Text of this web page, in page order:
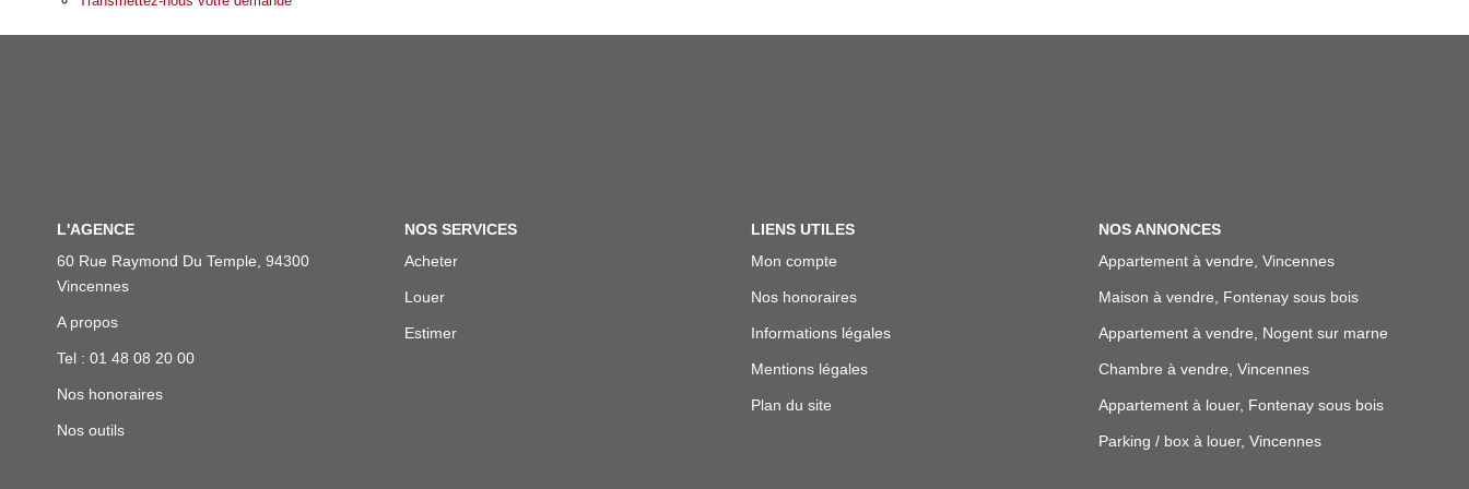
L'AGENCE
60 Rue Raymond Du Temple, 94300
Vincennes
A propos
Tel : 01 48 08 20 00
Nos honoraires
Nos outils
NOS SERVICES
Acheter
Louer
Estimer
LIENS UTILES
Mon compte
Nos honoraires
Informations légales
Mentions légales
Plan du site
NOS ANNONCES
Appartement à vendre, Vincennes
Maison à vendre, Fontenay sous bois
Appartement à vendre, Nogent sur marne
Chambre à vendre, Vincennes
Appartement à louer, Fontenay sous bois
Parking / box à louer, Vincennes